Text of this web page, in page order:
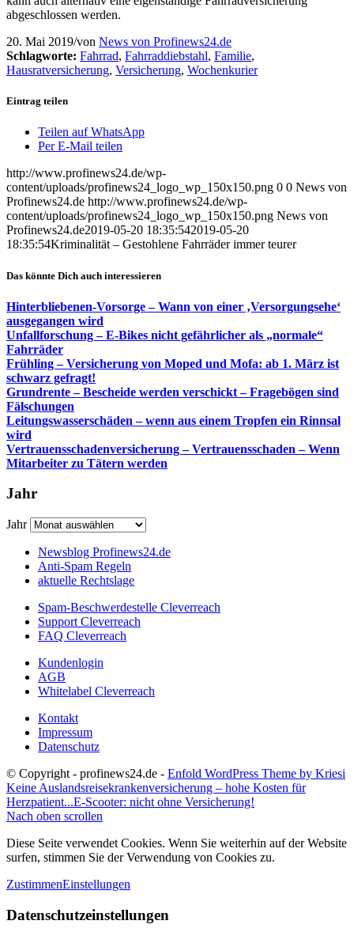
abgeschlossen werden.
20. Mai 2019/von News von Profinews24.de
Schlagworte: Fahrrad, Fahrraddiebstahl, Familie,
Hausratversicherung, Versicherung, Wochenkurier
Eintrag teilen
Teilen auf WhatsApp
Per E-Mail teilen
http://www.profinews24.de/wp-
content/uploads/profinews24_logo_wp_150x150.png 0 0 News von
Profinews24.de http://www.profinews24.de/wp-
content/uploads/profinews24_logo_wp_150x150.png News von
Profinews24.de2019-05-20 18:35:542019-05-20
18:35:54Kriminalität – Gestohlene Fahrräder immer teurer
Das könnte Dich auch interessieren
Hinterbliebenen-Vorsorge – Wann von einer ‚Versorgungsehe‘
ausgegangen wird
Unfallforschung – E-Bikes nicht gefährlicher als „normale“
Fahrräder
Frühling – Versicherung von Moped und Mofa: ab 1. März ist
schwarz gefragt!
Grundrente – Bescheide werden verschickt – Fragebögen sind
Fälschungen
Leitungswasserschäden – wenn aus einem Tropfen ein Rinnsal
wird
Vertrauensschadenversicherung – Vertrauensschaden – Wenn
Mitarbeiter zu Tätern werden
Jahr
Jahr
Newsblog Profinews24.de
Anti-Spam Regeln
aktuelle Rechtslage
Spam-Beschwerdestelle Cleverreach
Support Cleverreach
FAQ Cleverreach
Kundenlogin
AGB
Whitelabel Cleverreach
Kontakt
Impressum
Datenschutz
© Copyright - profinews24.de - Enfold WordPress Theme by Kriesi
Keine Auslandsreisekrankenversicherung – hohe Kosten für
Herzpatient...E-Scooter: nicht ohne Versicherung!
Nach oben scrollen
Diese Seite verwendet Cookies. Wenn Sie weiterhin auf der Website
surfen, stimmen Sie der Verwendung von Cookies zu.
ZustimmenEinstellungen
Datenschutzeinstellungen